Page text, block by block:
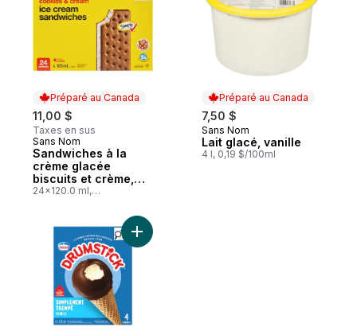
Préparé au Canada
11,00 $
Taxes en sus
Préparé au Canada
Sans Nom
Sandwiches à la
crème glacée
biscuits et crème,
format club
24x120.0 ml,
Préparé au Canada
7,50 $
Préparé au Canada
Sans Nom
Lait glacé, vanille
4 l, 0,19 $/100ml
Ajouter Drumstick Cornets Simplement